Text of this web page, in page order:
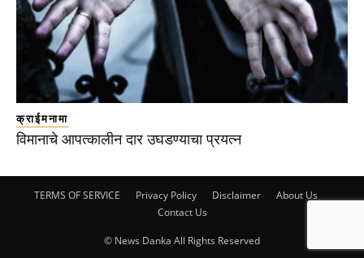
क्राईमनामा
विमानाचे आपत्कालीन दार उघडण्याचा प्रयत्न
TERMS OF SERVICE Privacy Policy Disclaimer
About Us
Contact Us
© News Danka All Rights Reserved